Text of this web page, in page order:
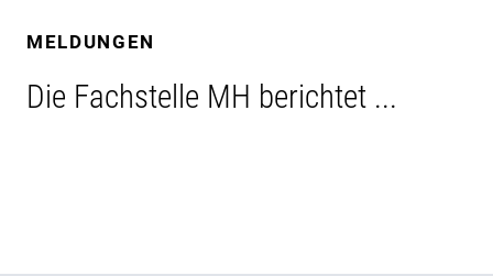
MELDUNGEN
Die Fachstelle MH berichtet ...